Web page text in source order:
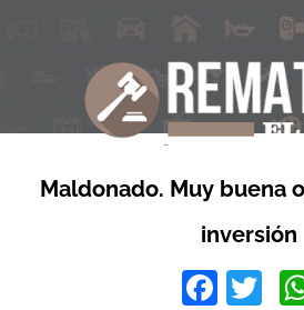
Maldonado. Muy buena
inversión